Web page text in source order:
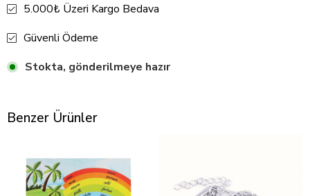
5.000₺ Üzeri Kargo Bedava
Güvenli Ödeme
Stokta, gönderilmeye hazır
Benzer Ürünler